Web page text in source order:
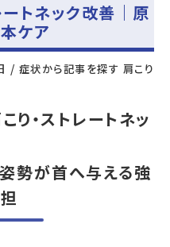
ートネック改善｜原
ケア
/ 症状から記事を探す 肩こり
り・ストレートネッ
勢が首へ与える強